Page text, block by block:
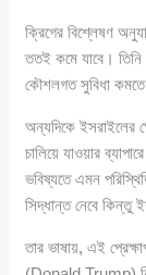
ক্রিগের বিশ্লেষণ
ততই কমে যাবে। তিনি
কৌশলগত সুবিধা কমতে
অন্যদিকে ইসরাইলের
চালিয়ে যাওয়ার
ভবিষ্যতে এমন
সিদ্ধান্ত নেবে কিন্তু
তার ভাষায়, এই